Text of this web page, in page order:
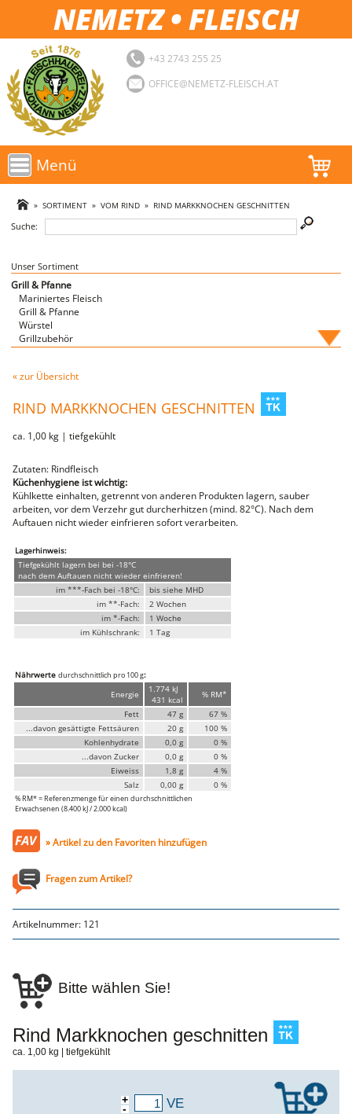
NEMETZ • FLEISCH
+43 2743 255 25
OFFICE@NEMETZ-FLEISCH.AT
Menü
AKTIONEN
SORTIMENT
LOGIN
FAVORITEN
» SORTIMENT» VOM RIND» RIND MARKKNOCHEN GESCHNITTEN
Suche:
Unser Sortiment
Grill & Pfanne
Mariniertes Fleisch
Grill & Pfanne
Würstel
Grillzubehör
Fische
Fleischwaren
heimisches Wild
Ente & Gans
Wildschwein
Rindfleisch
vom Rind
Steaks
Filet
Schweinefleisch
Karree
Bauch
vom Schwein
Steaks
Huhn
Pute
Faschiertes
DELUXE SCHWEIN
Nemetz-Menü
Wurstwaren
Putenwurst
Stangenwurst
Leberkäse
Mini-Würstel
Putenschinken
Fische
Meeresfrüchte
Konserven
Genusssortiment
« zur Übersicht
RIND MARKKNOCHEN GESCHNITTEN
ca. 1,00 kg | tiefgekühlt
Zutaten: Rindfleisch
Küchenhygiene ist wichtig:
Kühlkette einhalten, getrennt von anderen Produkten lagern, sauber
arbeiten, vor dem Verzehr gut durcherhitzen (mind. 82°C). Nach dem
Auftauen nicht wieder einfrieren sofort verarbeiten.
Lagerhinweis:
Tiefgekühlt lagern bei bei -18°C
nach dem Auftauen nicht wieder einfrieren!
im ***-Fach bei -18°C:
bis siehe MHD
im **-Fach:
2 Wochen
im *-Fach:
1 Woche
im Kühlschrank:
1 Tag
Nährwerte durchschnittlich pro 100 g:
Energie
1.774 kJ
431 kcal
% RM*
Fett
47 g
67 %
...davon gesättigte Fettsäuren
20 g
100 %
Kohlenhydrate
0,0 g
0 %
...davon Zucker
0,0 g
0 %
Eiweiss
1,8 g
4 %
Salz
0,00 g 0 %
% RM* = Referenzmenge für einen durchschnittlichen
Erwachsenen (8.400 kJ / 2.000 kcal)
» Artikel zu den Favoriten hinzufügen
Fragen zum Artikel?
Artikelnummer:121
Bitte wählen Sie!
Rind Markknochen geschnitten
ca. 1,00 kg | tiefgekühlt
+
- VE